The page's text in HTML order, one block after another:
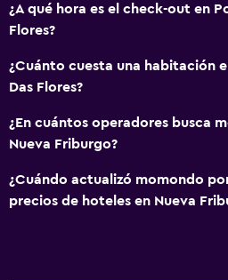
Comedor
Mesa de billar
¿A qué hora es el check-out en
Flores?
¿Cuánto cuesta una habitación
Das Flores?
¿En cuántos operadores busca
Nueva Friburgo?
¿Cuándo actualizó momondo
precios de hoteles en Nueva